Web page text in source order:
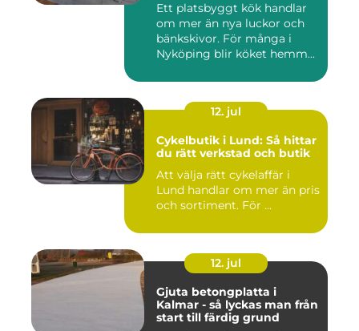
Ett platsbyggt kök handlar
om mer än nya luckor och
bänkskivor. För många i
Nyköping blir köket hemm...
12. jul
Cykelbutik i Lund: Så hittar
du rätt verkstad och butik
Att välja rätt cykelaffär i
Lund handlar om mer än pris
och sortiment. För ...
12. jul
Gjuta betongplatta i
Kalmar - så lyckas man från
start till färdig grund